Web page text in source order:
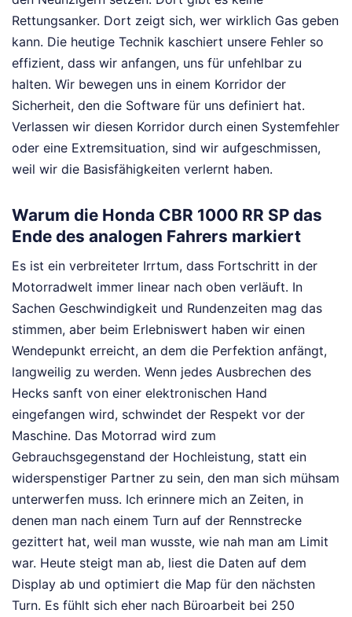
Rettungsanker. Dort zeigt sich, wer wirklich Gas geben
kann. Die heutige Technik kaschiert unsere Fehler so
effizient, dass wir anfangen, uns für unfehlbar zu
halten. Wir bewegen uns in einem Korridor der
Sicherheit, den die Software für uns definiert hat.
Verlassen wir diesen Korridor durch einen Systemfehler
oder eine Extremsituation, sind wir aufgeschmissen,
weil wir die Basisfähigkeiten verlernt haben.
Warum die Honda CBR 1000 RR SP das
Ende des analogen Fahrers markiert
Es ist ein verbreiteter Irrtum, dass Fortschritt in der
Motorradwelt immer linear nach oben verläuft. In
Sachen Geschwindigkeit und Rundenzeiten mag das
stimmen, aber beim Erlebniswert haben wir einen
Wendepunkt erreicht, an dem die Perfektion anfängt,
langweilig zu werden. Wenn jedes Ausbrechen des
Hecks sanft von einer elektronischen Hand
eingefangen wird, schwindet der Respekt vor der
Maschine. Das Motorrad wird zum
Gebrauchsgegenstand der Hochleistung, statt ein
widerspenstiger Partner zu sein, den man sich mühsam
unterwerfen muss. Ich erinnere mich an Zeiten, in
denen man nach einem Turn auf der Rennstrecke
gezittert hat, weil man wusste, wie nah man am Limit
war. Heute steigt man ab, liest die Daten auf dem
Display ab und optimiert die Map für den nächsten
Turn. Es fühlt sich eher nach Büroarbeit bei 250